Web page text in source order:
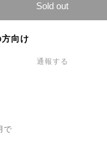
Sold out
向け
通報する
で